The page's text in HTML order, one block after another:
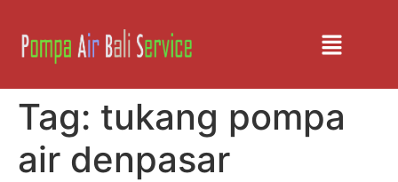
Tag: tukang pompa
air denpasar